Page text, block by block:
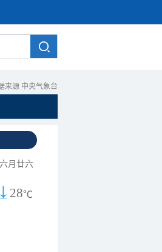
来源 中央气象台
六月廿六
28℃